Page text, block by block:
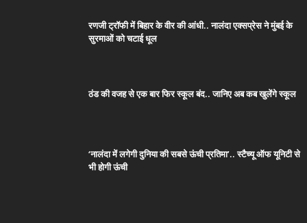
रणजी ट्रॉफी में बिहार के वीर की आंधी.. नालंदा एक्सप्रेस ने मुंबई के
सुरमाओं को चटाई धूल
ठंड की वजह से एक बार फिर स्कूल बंद.. जानिए अब कब खुलेंगे स्कूल
‘नालंदा में लगेगी दुनिया की सबसे ऊंची प्रतिमा’.. स्टैच्यू ऑफ यूनिटी से
भी होगी ऊंची